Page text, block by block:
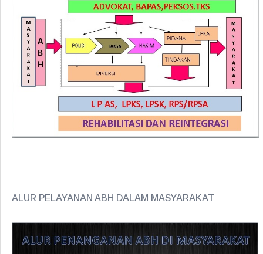
ALUR PELAYANAN ABH DALAM MASYARAKAT